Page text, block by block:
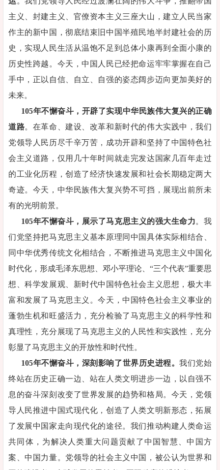
主义、封建主义、官僚资本主义三座大山，建立人民当家
作主的新中国，彻底结束旧中国半殖民地半封建社会的历
史，实现人民生活从温饱不足到总体小康再到全面小康的
历史性跨越。今天，中国人民已经把命运牢牢掌握在自己
手中，正以自信、自立、自强的姿态阔步迈向更加美好的
未来。
105年不懈奋斗，开辟了实现中华民族伟大复兴的正确
道路。在革命、建设、改革和新时代的伟大实践中，我们
党领导人民历尽千辛万苦，成功开辟和坚持了中国特色社
会主义道路，仅用几十年时间就走完发达国家几百年走过
的工业化历程，创造了经济快速发展和社会长期稳定两大
奇迹。今天，中华民族伟大复兴势不可挡，展现出前所未
有的光明前景。
105年不懈奋斗，展示了马克思主义的强大生命力。我
们党坚持把马克思主义基本原理同中国具体实际相结合、
同中华优秀传统文化相结合，不断推进马克思主义中国化
时代化，形成毛泽东思想、邓小平理论、“三个代表”重要思
想、科学发展观、新时代中国特色社会主义思想，极大丰
富和发展了马克思主义。今天，中国特色社会主义事业的
蓬勃生机和旺盛活力，充分检验了马克思主义的科学性和
真理性，充分展现了马克思主义的人民性和实践性，充分
彰显了马克思主义的开放性和时代性。
105年不懈奋斗，深刻影响了世界历史进程。我们党始
终站在历史正确一边、站在人类文明进步一边，以自强不
息的奋斗深刻改变了世界发展的趋势和格局。今天，党领
导人民推进中国式现代化，创造了人类文明新形态，拓展
了发展中国家走向现代化的途径。我们推动构建人类命运
共同体，为解决人类重大问题贡献了中国智慧、中国方
案、中国力量。党领导的社会主义中国，被公认为世界和